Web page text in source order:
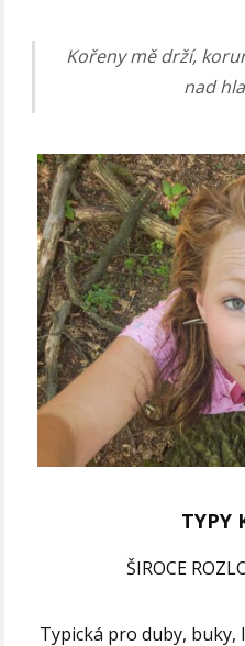
Kořeny mě drží,
nad
TYPY
ŠIROCE
Typická pro duby, buky,